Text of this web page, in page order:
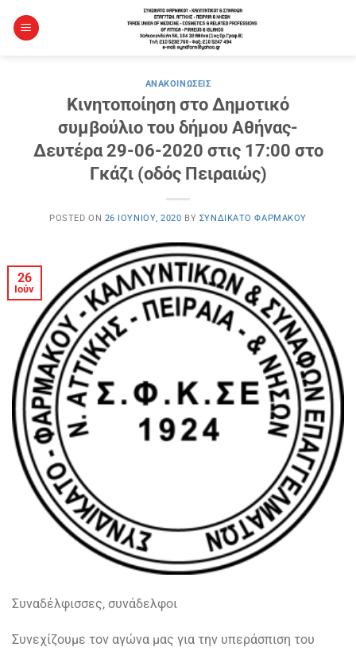
στο
ΑΝΑΚΟΙΝΏΣΕΙΣ
Κινητοποίηση στο Δημοτικό
συμβούλιο του δήμου Αθήνας-
Δευτέρα 29-06-2020 στις 17:00 στο
Γκάζι (οδός Πειραιώς)
POSTED ON 26 ΙΟΥΝΊΟΥ, 2020 BY ΣΥΝΔΙΚΆΤΟ ΦΑΡΜΆΚΟΥ
26
Ιούν
Συναδέλφισσες, συνάδελφοι
Συνεχίζουμε τον αγώνα μας για την υπεράσπιση του